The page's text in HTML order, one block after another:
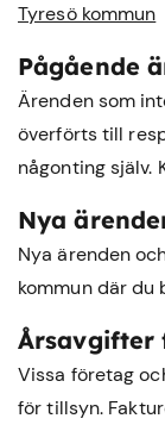
Tyresö kommun
Pågående
Ärenden som
överförts till
någonting själv.
Nya
Nya ärenden
kommun där du
Årsavgifter
Vissa företag
för tillsyn.